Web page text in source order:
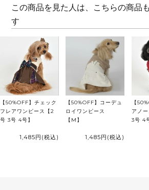
この商品を見た人は、こちらの商品
す
【50%OFF】チェック
フレアワンピース【2
号 3号 4号】
1,485円 (税込)
【50%OFF】コーデュ
ロイワンピース
【M】
1,485円 (税込)
【
アノ
3号 4